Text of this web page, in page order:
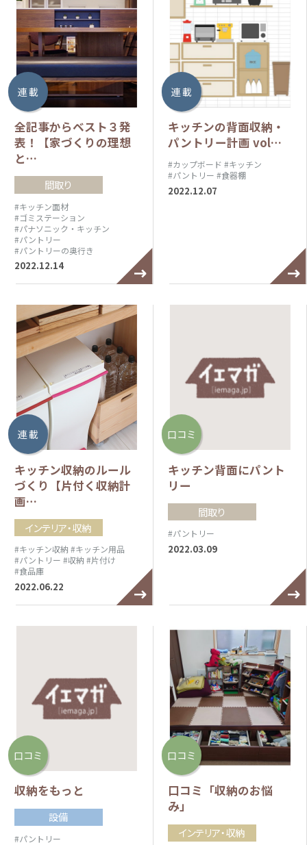
連 載
全記事からベスト３発
表！【家づくりの理想
と…
間取り
#キッチン面材
#ゴミステーション
#パナソニック・キッチン
#パントリー
#パントリーの奥行き
2022.12.14
連 載
キッチンの背面収納・
パントリー計画 vol…
#カップボード #キッチン
#パントリー #食器棚
2022.12.07
連 載
キッチン収納のルール
づくり【片付く収納計
画…
インテリア・収納
#キッチン収納 #キッチン用品
#パントリー #収納 #片付け
#食品庫
2022.06.22
口コミ
キッチン背面にパント
リー
間取り
#パントリー
2022.03.09
口コミ
収納をもっと
設備
#パントリー
口コミ
口コミ「収納のお悩
み」
インテリア・収納